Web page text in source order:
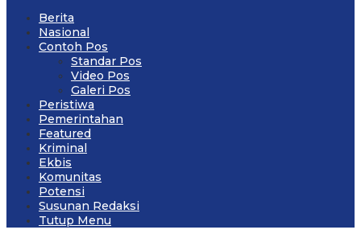
Berita
Nasional
Contoh Pos
Standar Pos
Video Pos
Galeri Pos
Peristiwa
Pemerintahan
Featured
Kriminal
Ekbis
Komunitas
Potensi
Susunan Redaksi
Tutup Menu